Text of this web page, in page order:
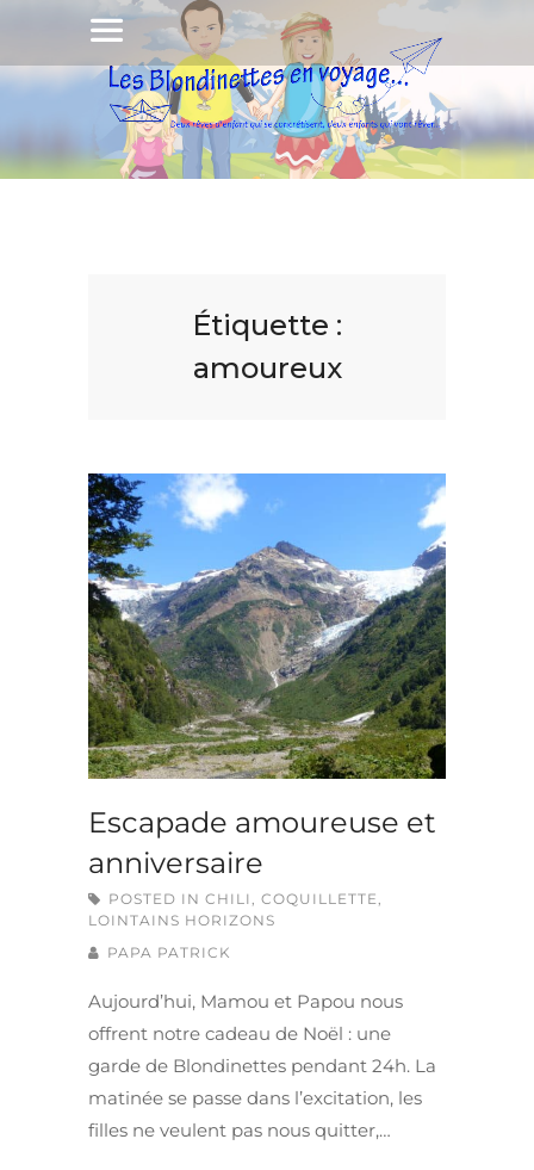
Étiquette :
amoureux
Escapade amoureuse et
anniversaire
POSTED IN CHILI COQUILLETTE
LOINTAINS HORIZONS
PAPA PATRICK
Aujourd’hui, Mamou et Papou nous
offrent notre cadeau de Noël : une
garde de Blondinettes pendant 24h. La
matinée se passe dans l’excitation, les
filles ne veulent pas nous quitter,…